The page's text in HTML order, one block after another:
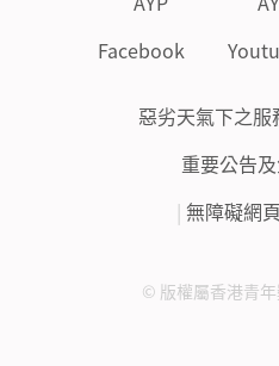
惡劣天氣下之
重要公告
| 無障礙網
© 版權屬香港青年